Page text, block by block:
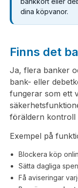
dina köpvanor.
Finns det
Ja, flera banker
bank- eller
fungerar som ett
föräldern kontroll
Exempel på
Blockera köp
Sätta dagliga
Få aviseringar